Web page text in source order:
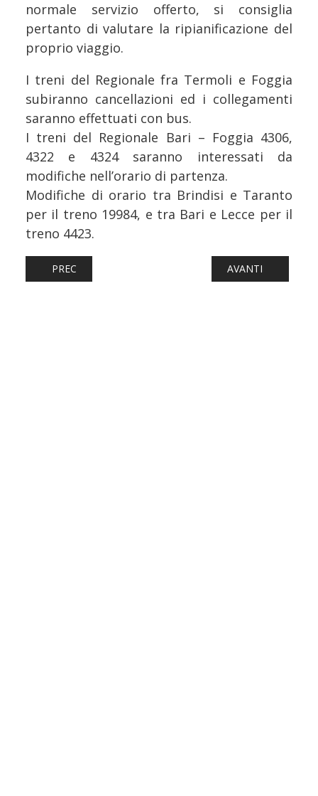
normale servizio offerto, si consiglia
pertanto di valutare la ripianificazione del
proprio viaggio.
I treni del Regionale fra Termoli e Foggia
subiranno cancellazioni ed i collegamenti
saranno effettuati con bus.
I treni del Regionale Bari – Foggia 4306,
4322 e 4324 saranno interessati da
modifiche nell’orario di partenza.
Modifiche di orario tra Brindisi e Taranto
per il treno 19984, e tra Bari e Lecce per il
treno 4423.
ARTICOLO PRECEDENTE: FERROVIE: GRANDE
PREC ARTICOLO
AVANTI